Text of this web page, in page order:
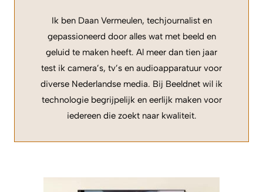
Ik ben Daan Vermeulen, techjournalist en
gepassioneerd door alles wat met beeld en
geluid te maken heeft. Al meer dan tien jaar
test ik camera’s, tv’s en audioapparatuur voor
diverse Nederlandse media. Bij Beeldnet wil ik
technologie begrijpelijk en eerlijk maken voor
iedereen die zoekt naar kwaliteit.